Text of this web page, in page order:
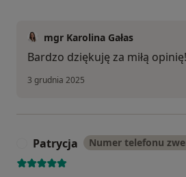
mgr Karolina Gałas
Bardzo dziękuję za miłą
3 grudnia 2025
Patrycja Numer telefonu